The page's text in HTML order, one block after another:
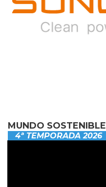
MUNDO SOSTENIBLE
4ª TEMPORADA 2026